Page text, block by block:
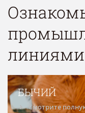
линиями
БЫЧИЙ
Смотрите